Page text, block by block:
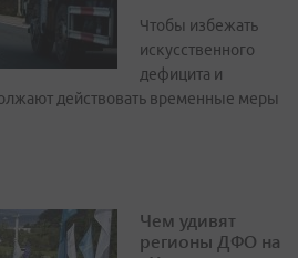
Чтобы избежать
искусственного
дефицита и
действовать временные меры
Чем удивят
регионы ДФО на